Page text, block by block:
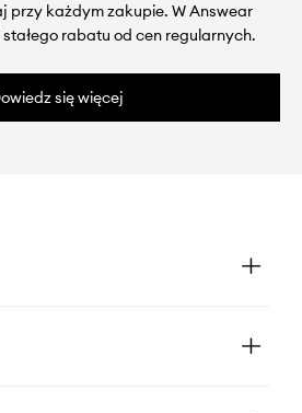
przy każdym zakupie. W Answear
stałego rabatu od cen regularnych.
się więcej